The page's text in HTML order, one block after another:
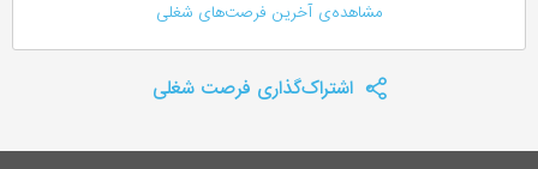
مشاهده‌ی آخرین فرصت‌های شغلی
اشتراک‌گذاری فرصت شغلی